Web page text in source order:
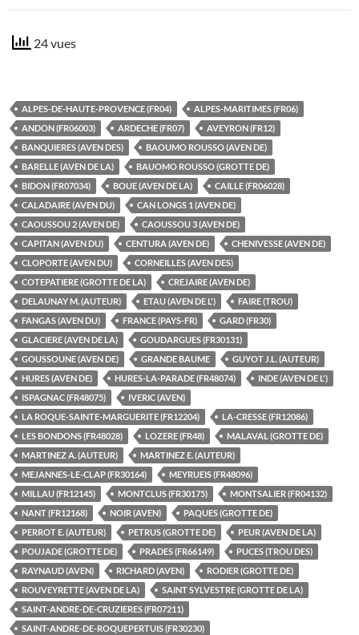
24 vues
ALPES-DE-HAUTE-PROVENCE (FR04)
ALPES-MARITIMES (FR06)
ANDON (FR06003)
ARDECHE (FR07)
AVEYRON (FR12)
BANQUIERES (AVEN DES)
BAOUMO ROUSSO (AVEN DE)
BARELLE (AVEN DE LA)
BAUOMO ROUSSO (GROTTE DE)
BIDON (FR07034)
BOUE (AVEN DE LA)
CAILLE (FR06028)
CALADAIRE (AVEN DU)
CAN LONGS 1 (AVEN DE)
CAOUSSOU 2 (AVEN DE)
CAOUSSOU 3 (AVEN DE)
CAPITAN (AVEN DU)
CENTURA (AVEN DE)
CHENIVESSE (AVEN DE)
CLOPORTE (AVEN DU)
CORNEILLES (AVEN DES)
COTEPATIERE (GROTTE DE LA)
CREJAIRE (AVEN DE)
DELAUNAY M. (AUTEUR)
ETAU (AVEN DE L')
FAIRE (TROU)
FANGAS (AVEN DU)
FRANCE (PAYS-FR)
GARD (FR30)
GLACIERE (AVEN DE LA)
GOUDARGUES (FR30131)
GOUSSOUNE (AVEN DE)
GRANDE BAUME
GUYOT J.L. (AUTEUR)
HURES (AVEN DE)
HURES-LA-PARADE (FR48074)
INDE (AVEN DE L')
ISPAGNAC (FR48075)
IVERIC (AVEN)
LA ROQUE-SAINTE-MARGUERITE (FR12204)
LA-CRESSE (FR12086)
LES BONDONS (FR48028)
LOZERE (FR48)
MALAVAL (GROTTE DE)
MARTINEZ A. (AUTEUR)
MARTINEZ E. (AUTEUR)
MEJANNES-LE-CLAP (FR30164)
MEYRUEIS (FR48096)
MILLAU (FR12145)
MONTCLUS (FR30175)
MONTSALIER (FR04132)
NANT (FR12168)
NOIR (AVEN)
PAQUES (GROTTE DE)
PERROT E. (AUTEUR)
PETRUS (GROTTE DE)
PEUR (AVEN DE LA)
POUJADE (GROTTE DE)
PRADES (FR66149)
PUCES (TROU DES)
RAYNAUD (AVEN)
RICHARD (AVEN)
RODIER (GROTTE DE)
ROUVEYRETTE (AVEN DE LA)
SAINT SYLVESTRE (GROTTE DE LA)
SAINT-ANDRE-DE-CRUZIERES (FR07211)
SAINT-ANDRE-DE-ROQUEPERTUIS (FR30230)